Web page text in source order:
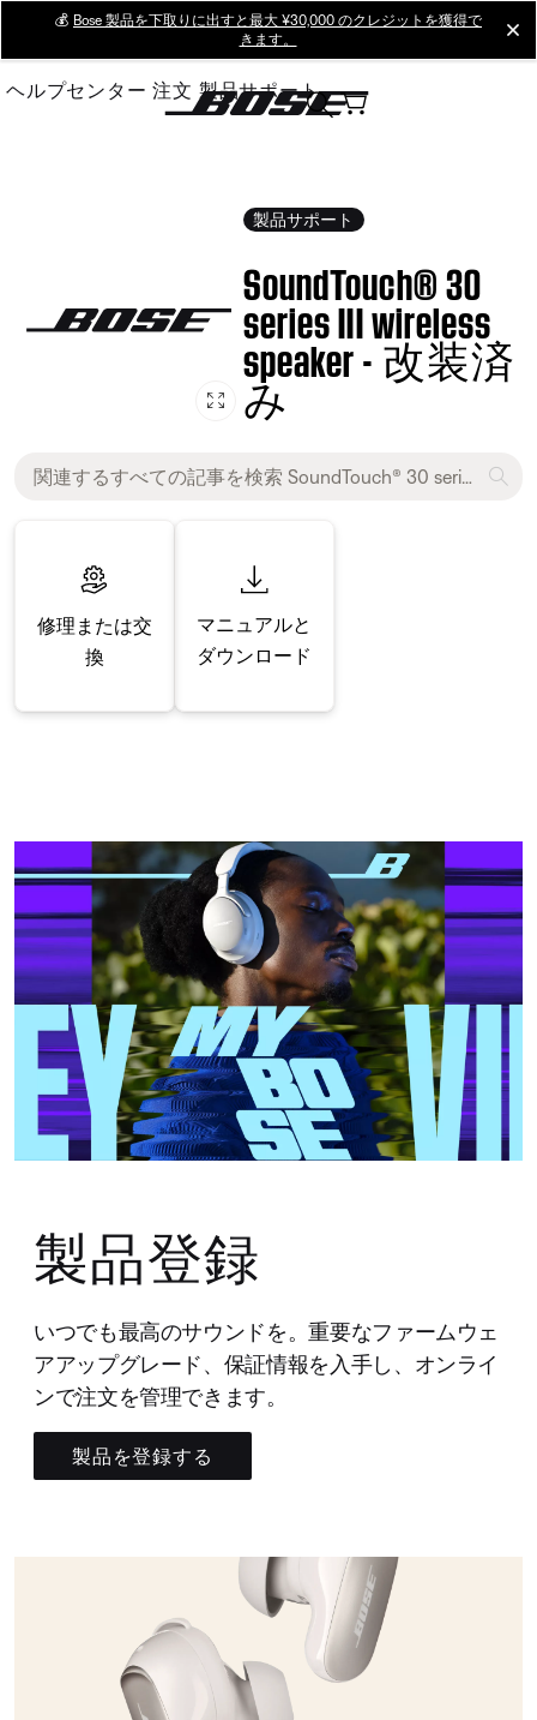
Main
💰 Bose 製品を下取りに出すと最大 ¥30,000 のクレジットを獲得で
きます。
ヘルプセンター 注文 製品サポート
製品サポート
SoundTouch® 30
series III wireless
speaker - 改装済
み
修理または交
換
マニュアルと
ダウンロード
製品登録
いつでも最高のサウンドを。重要なファームウェ
アアップグレード、保証情報を入手し、オンライ
ンで注文を管理できます。
製品を登録する